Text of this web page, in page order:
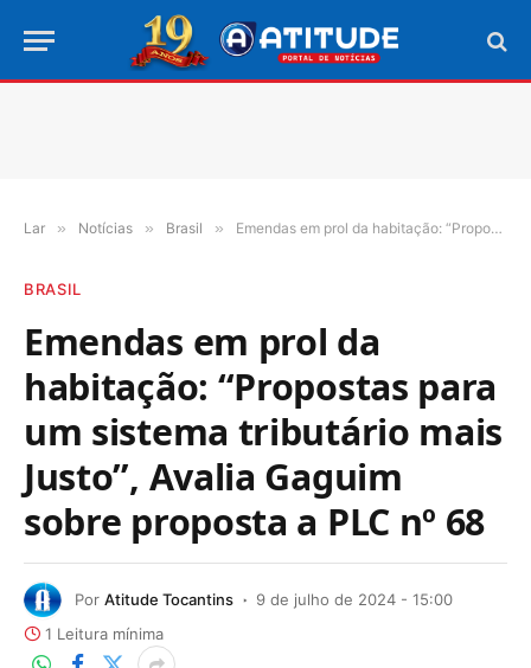
Lar » Notícias » Brasil » Emendas em prol da habitação: “Propostas para um sistema tributário mais Justo”, Avalia Gaguim sobre proposta a PLC nº 68
BRASIL
Emendas em prol da
habitação: “Propostas para
um sistema tributário mais
Justo”, Avalia Gaguim
sobre proposta a PLC nº 68
Por Atitude Tocantins
9 de julho de 2024 - 15:00
1 Leitura mínima